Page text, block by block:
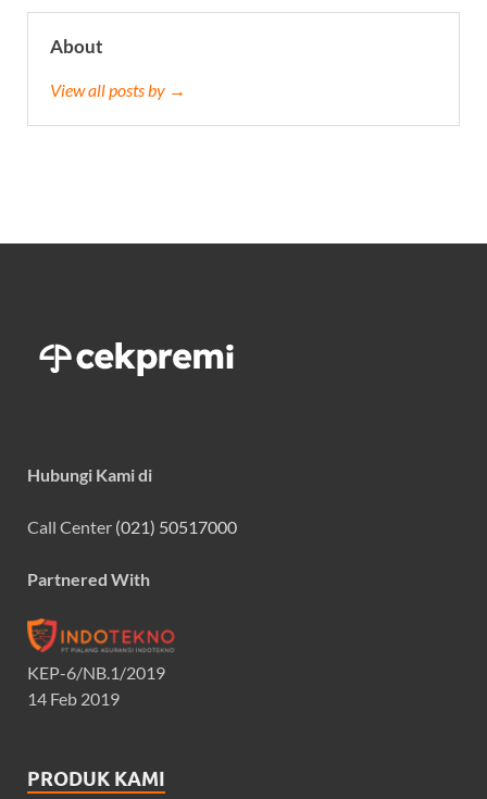
About
View all posts by →
Hubungi Kami di
Call Center (021) 50517000
Partnered With
KEP-6/NB.1/2019
14 Feb 2019
PRODUK KAMI